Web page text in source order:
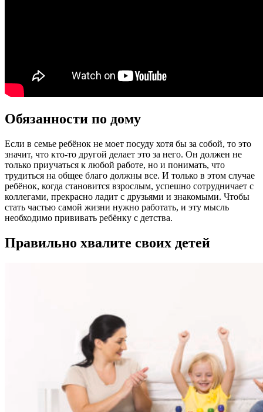
Обязанности по дому
Если в семье ребёнок не моет посуду хотя бы за собой, то это
значит, что кто-то другой делает это за него. Он должен не
только приучаться к любой работе, но и понимать, что
трудиться на общее благо должны все. И только в этом случае
ребёнок, когда становится взрослым, успешно сотрудничает с
коллегами, прекрасно ладит с друзьями и знакомыми. Чтобы
стать частью самой жизни нужно работать, и эту мысль
необходимо прививать ребёнку с детства.
Правильно хвалите своих детей